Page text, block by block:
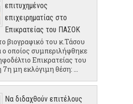
επιτυχημένος
επιχειρηματίας στο
Επικρατείας του ΠΑΣΟΚ
βιογραφικό του κ.Τάσου
οποίος συμπεριλήφθηκε
Επικρατείας του
μη εκλόγιμη θέση: ...
Να διδαχθούν επιτέλους